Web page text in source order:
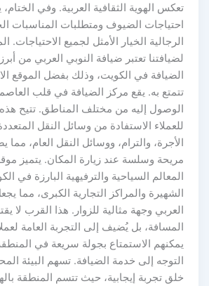
تعكس الهوية الثقافية العربية. وفي الختام،
احتياجات الضيوف ومتطلبات المناسبات
الرجالية الخيار الأمثل لجميع الاحتياجات.
لضيافتنا تعتبر ضيافة النوبي العربي من
الضيافة في الكويت، وذلك بفضل الموقع
تتمتع به. يقع مركز الضيافة في قلب
الوصول إليه من مختلف المناطق. تتيح هذه
للعملاء الاستفادة من وسائل النقل
الأجرة، والترام، ووسائل النقل العام، مما
مريحة وسلسة عند زيارة المكان. يتميز
المعالم السياحية والترفيهية البارزة في
الشهيرة والمراكز التجارية الكبرى، مما
العربي وجهة مثالية للزوار. هذا القرب لا
المسافة، بل يُضيف إلى التجربة العامة
يمكنهم الاستمتاع بجولة سريعة في المنطقة
التوجه إلى خدمة الضيافة. تسهم البيئة
خلق تجربة إيجابية، حيث تتسم المنطقة